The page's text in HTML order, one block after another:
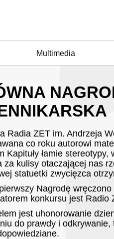
Multimedia
Radia ZET im. Andrzeja
co roku autorowi
Kapituły łamie
za kulisy otaczającej nas
statuetki zwycięzca
Nagrodę
konkursu jest Radio
jest uhonorowanie
do prawdy i odkrywanie,